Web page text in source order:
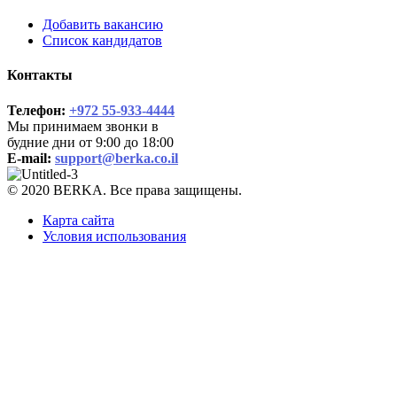
Добавить вакансию
Список кандидатов
Контакты
Телефон: +972 55-933-4444
Мы принимаем звонки в
будние дни от 9:00 до 18:00
E-mail: support@berka.co.il
© 2020 BERKA. Все права защищены.
Карта сайта
Условия использования